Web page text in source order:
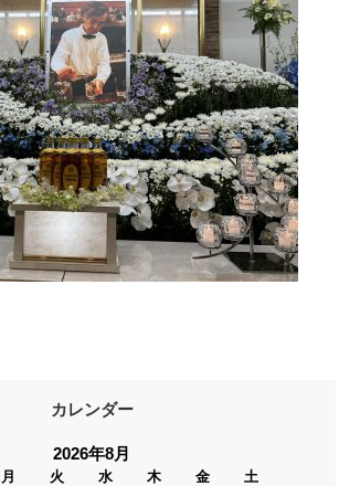
カレンダー
2026年8月
月 火 水 木 金 土